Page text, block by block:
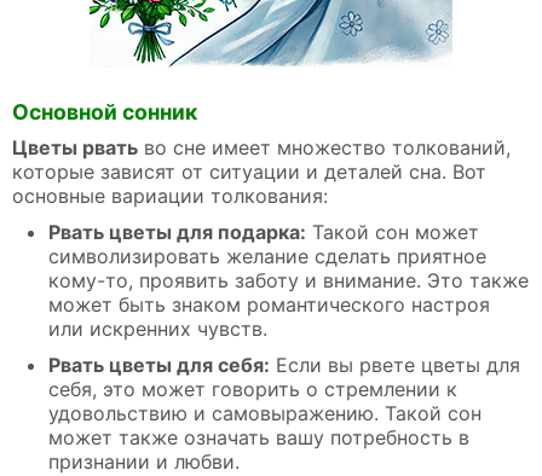
Основной сонник
Цветы рвать во сне имеет множество толкований,
которые зависят от ситуации и деталей сна. Вот
основные вариации толкования:
Рвать цветы для подарка: Такой сон может
символизировать желание сделать приятное
кому-то, проявить заботу и внимание. Это также
может быть знаком романтического настроя
или искренних чувств.
Рвать цветы для себя: Если вы рвете цветы для
себя, это может говорить о стремлении к
удовольствию и самовыражению. Такой сон
может также означать вашу потребность в
признании и любви.